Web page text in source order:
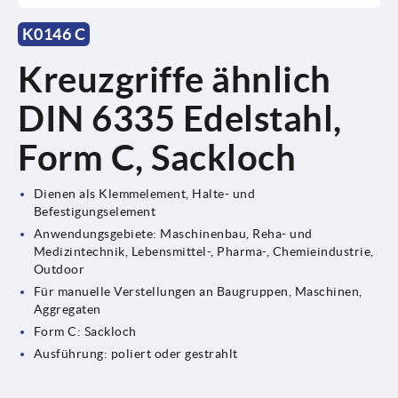
K0146 C
Kreuzgriffe ähnlich
DIN 6335 Edelstahl,
Form C, Sackloch
Dienen als Klemmelement, Halte- und
Befestigungselement
Anwendungsgebiete: Maschinenbau, Reha- und
Medizintechnik, Lebensmittel-, Pharma-, Chemieindustrie,
Outdoor
Für manuelle Verstellungen an Baugruppen, Maschinen,
Aggregaten
Form C: Sackloch
Ausführung: poliert oder gestrahlt